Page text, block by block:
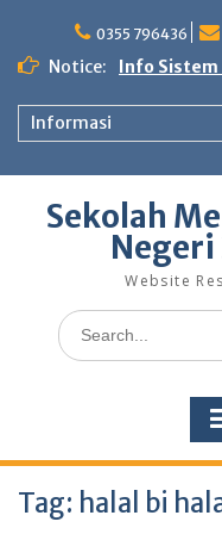
content
0355 796436
Notice: Info Sistem
Informasi
Sekolah
Website
Search
for:
Tag: halal bi